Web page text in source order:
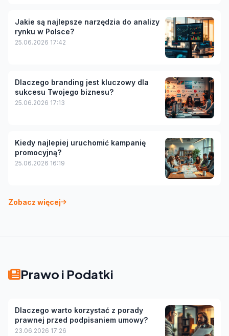
Jakie są najlepsze narzędzia do analizy
rynku w Polsce?
25.06.2026 17:42
Dlaczego branding jest kluczowy dla
sukcesu Twojego biznesu?
25.06.2026 17:13
Kiedy najlepiej uruchomić kampanię
promocyjną?
25.06.2026 16:19
Zobacz więcej
Prawo i Podatki
Dlaczego warto korzystać z porady
prawnej przed podpisaniem umowy?
23.06.2026 17:26